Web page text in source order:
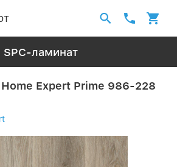
SPC-ламинат
Expert Prime 986-228